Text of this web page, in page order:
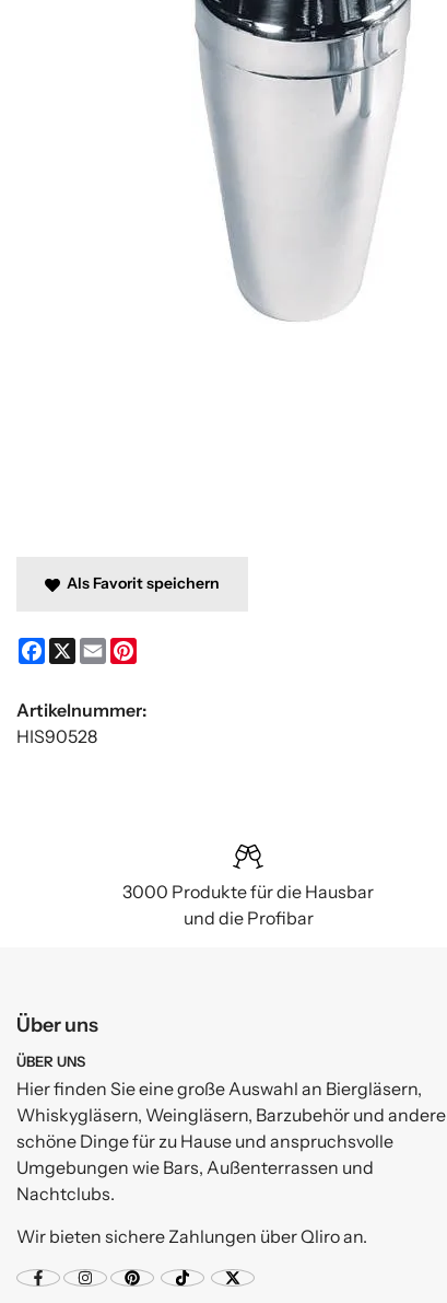
Als Favorit speichern
Facebook
X Email
Artikelnummer:
HIS90528
3000 Produkte für die Hausbar
und die Profibar
Über uns
ÜBER UNS
Hier finden Sie eine große Auswahl an Biergläsern,
Whiskygläsern, Weingläsern, Barzubehör und andere
schöne Dinge für zu Hause und anspruchsvolle
Umgebungen wie Bars, Außenterrassen und
Nachtclubs.
Wir bieten sichere Zahlungen über Qliro an.